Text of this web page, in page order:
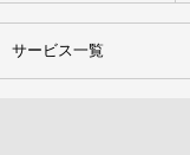
サービス一覧